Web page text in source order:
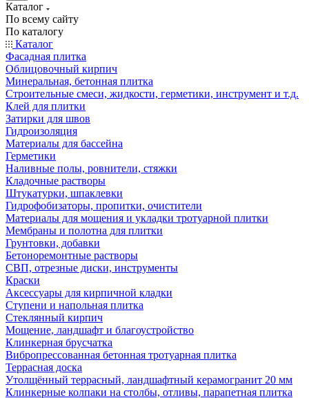
Каталог
По всему сайту
По каталогу
Каталог
Фасадная плитка
Облицовочный кирпич
Минеральная, бетонная плитка
Строительные смеси, жидкости, герметики, инструмент и т.д.
Клей для плитки
Затирки для швов
Гидроизоляция
Материалы для бассейна
Герметики
Наливные полы, ровнители, стяжки
Кладочные растворы
Штукатурки, шпаклевки
Гидрофобизаторы, пропитки, очистители
Материалы для мощения и укладки тротуарной плитки
Мембраны и полотна для плитки
Грунтовки, добавки
Бетоноремонтные растворы
СВП, отрезные диски, инструменты
Краски
Аксессуары для кирпичной кладки
Ступени и напольная плитка
Cтеклянный кирпич
Мощение, ландшафт и благоустройство
Клинкерная брусчатка
Вибропрессованная бетонная тротуарная плитка
Террасная доска
Утолщённый террасный, ландшафтный керамогранит 20 мм
Клинкерные колпаки на столбы, отливы, парапетная плитка